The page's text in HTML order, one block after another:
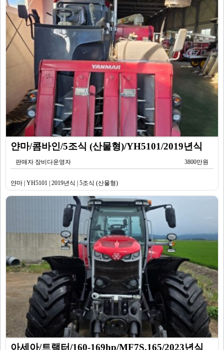
얀마/콤바인/5조식 (산물형)/YH5101/2019년식
판매자 장비다운영자 3800만원
얀마 | YH5101 | 2019년식 | 5조식 (산물형)
아세아/트랙터/160-169hp/MF7S.165/2023년식